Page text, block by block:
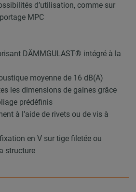
d’utilisation, comme sur
MPC
DÄMMGULAST® intégré à la
moyenne de 16 dB(A)
les dimensions de gaines grâce
prédéfinis
à l’aide de rivets ou de vis à
en V sur tige filetée ou
structure